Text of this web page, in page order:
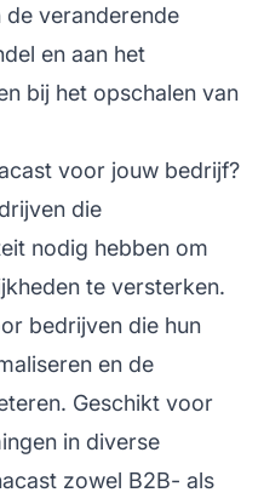
de veranderende
en aan het
bij het opschalen van
voor jouw bedrijf?
die
nodig hebben om
te versterken.
bedrijven die hun
en de
Geschikt voor
in diverse
zowel B2B- als